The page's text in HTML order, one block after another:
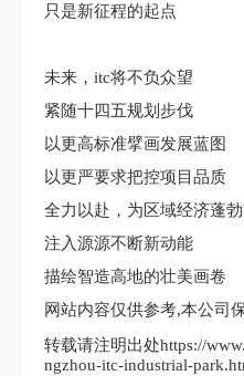
只是新征程的起点
未来，itc将不负众望
紧随十四五规划步伐
以更高标准擘画发展蓝图
以更严要求把控项目品质
全力以赴，为区域经济蓬
注入源源不断新动能
描绘智造高地的壮美画卷
网站内容仅供参考,本公司
转载请注明出处https://
ngzhou-itc-industrial-